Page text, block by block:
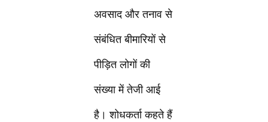
अवसाद और तनाव से
संबंधित बीमारियों से
पीड़ित लोगों की
संख्या में तेजी आई
है। शोधकर्ता कहते हैं